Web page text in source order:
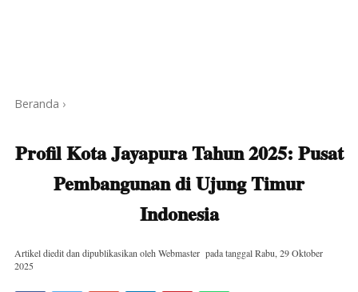
Beranda ›
Profil Kota Jayapura Tahun 2025: Pusat
Pembangunan di Ujung Timur
Indonesia
Artikel diedit dan dipublikasikan oleh Webmaster pada tanggalRabu, 29 Oktober
2025